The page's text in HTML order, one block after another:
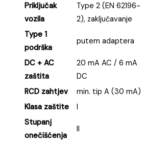
Priključak
vozila
Type 2 (EN 62196-
2), zaključavanje
Type 1
podrška
putem adaptera
DC + AC
zaštita
20 mA AC / 6 mA
DC
RCD zahtjev
min. tip A (30 mA)
Klasa zaštite
I
Stupanj
onečišćenja
II